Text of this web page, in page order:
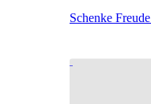
Schenke